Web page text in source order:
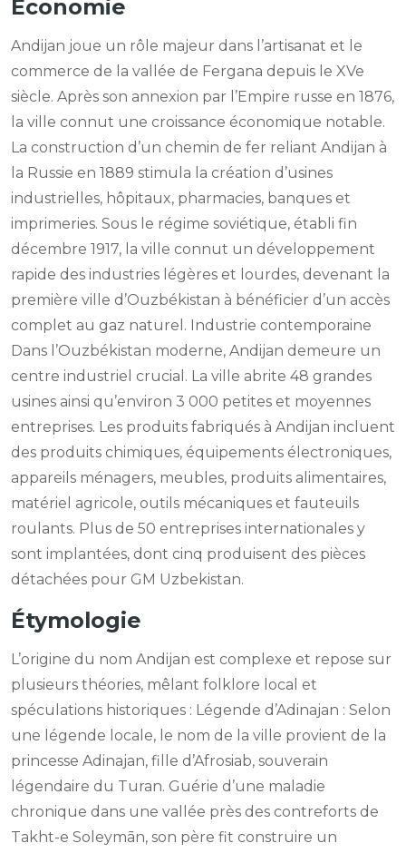
Économie
Andijan joue un rôle majeur dans l’artisanat et le
commerce de la vallée de Fergana depuis le XVe
siècle. Après son annexion par l’Empire russe en 1876,
la ville connut une croissance économique notable.
La construction d’un chemin de fer reliant Andijan à
la Russie en 1889 stimula la création d’usines
industrielles, hôpitaux, pharmacies, banques et
imprimeries. Sous le régime soviétique, établi fin
décembre 1917, la ville connut un développement
rapide des industries légères et lourdes, devenant la
première ville d’Ouzbékistan à bénéficier d’un accès
complet au gaz naturel. Industrie contemporaine
Dans l’Ouzbékistan moderne, Andijan demeure un
centre industriel crucial. La ville abrite 48 grandes
usines ainsi qu’environ 3 000 petites et moyennes
entreprises. Les produits fabriqués à Andijan incluent
des produits chimiques, équipements électroniques,
appareils ménagers, meubles, produits alimentaires,
matériel agricole, outils mécaniques et fauteuils
roulants. Plus de 50 entreprises internationales y
sont implantées, dont cinq produisent des pièces
détachées pour GM Uzbekistan.
Étymologie
L’origine du nom Andijan est complexe et repose sur
plusieurs théories, mêlant folklore local et
spéculations historiques : Légende d’Adinajan : Selon
une légende locale, le nom de la ville provient de la
princesse Adinajan, fille d’Afrosiab, souverain
légendaire du Turan. Guérie d’une maladie
chronique dans une vallée près des contreforts de
Takht-e Soleymān, son père fit construire un